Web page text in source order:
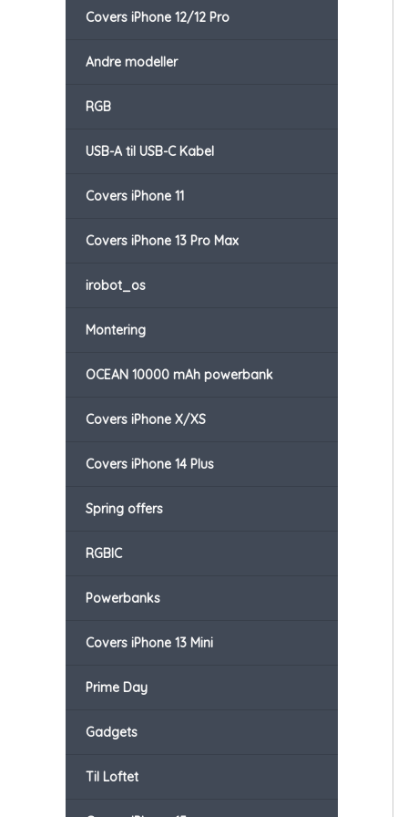
Covers iPhone 12/12 Pro
Andre modeller
RGB
USB-A til USB-C Kabel
Covers iPhone 11
Covers iPhone 13 Pro Max
irobot_os
Montering
OCEAN 10000 mAh powerbank
Covers iPhone X/XS
Covers iPhone 14 Plus
Spring offers
RGBIC
Powerbanks
Covers iPhone 13 Mini
Prime Day
Gadgets
Til Loftet